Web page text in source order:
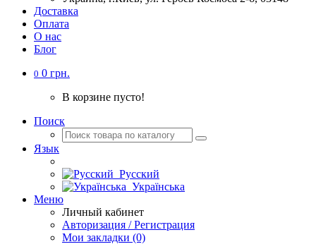
Доставка
Оплата
О нас
Блог
0 0 грн.
В корзине пусто!
Поиск
Язык
Русский
Українська
Меню
Личный кабинет
Авторизация / Регистрация
Мои закладки (0)